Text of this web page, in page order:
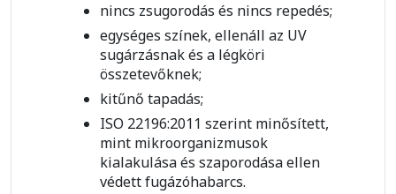
nincs zsugorodás és nincs repedés;
egységes színek, ellenáll az UV
sugárzásnak és a légköri
összetevőknek;
kitűnő tapadás;
ISO 22196:2011 szerint minősített,
mint mikroorganizmusok
kialakulása és szaporodása ellen
védett fugázóhabarcs.